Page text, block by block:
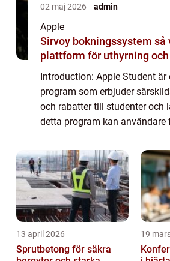
02 maj 2026 admin
Apple
Sirvoy bokningssystem så väljer du rätt
plattform för uthyrning
Introduction: Apple Student
program som erbjuder
och rabatter till studenter och
detta program kan
priser, vilket har gjort det t...
13 april 2026
Sprutbetong för säkra
19